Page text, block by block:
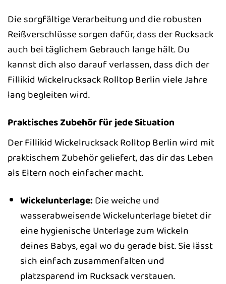
Die sorgfältige Verarbeitung und die robusten
Reißverschlüsse sorgen dafür, dass der Rucksack
auch bei täglichem Gebrauch lange hält. Du
kannst dich also darauf verlassen, dass dich der
Fillikid Wickelrucksack Rolltop Berlin viele Jahre
lang begleiten wird.
Praktisches Zubehör für jede Situation
Der Fillikid Wickelrucksack Rolltop Berlin wird mit
praktischem Zubehör geliefert, das dir das Leben
als Eltern noch einfacher macht.
Wickelunterlage: Die weiche und
wasserabweisende Wickelunterlage bietet dir
eine hygienische Unterlage zum Wickeln
deines Babys, egal wo du gerade bist. Sie lässt
sich einfach zusammenfalten und
platzsparend im Rucksack verstauen.